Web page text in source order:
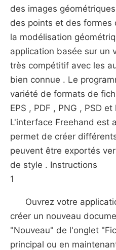
des images
des points et des formes
la modélisation
application basée sur un
très compétitif avec les
bien connue . Le
variété de formats de
EPS , PDF , PNG , PSD
L'interface Freehand est
permet de créer
peuvent être exportés
de style . Instructions
1
Ouvrez votre
créer un nouveau
"Nouveau" de l'onglet
principal ou en